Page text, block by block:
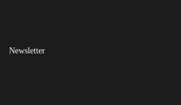
Newsletter